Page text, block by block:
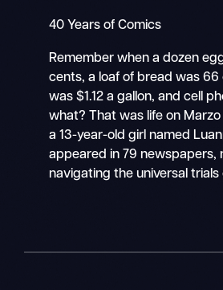
40 Years of Comics
Remember when a dozen
cents, a loaf of bread was 66
was $1.12 a gallon, and cell
what? That was life on Marzo
a 13-year-old girl named
appeared in 79 newspapers,
navigating the universal trials